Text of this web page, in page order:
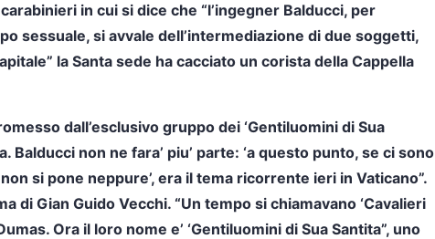
in cui si dice che “l’ingegner Balducci, per
sessuale, si avvale dell’intermediazione di due soggetti,
la Santa sede ha cacciato un corista della Cappella
dall’esclusivo gruppo dei ‘Gentiluomini di Sua
Balducci non ne fara’ piu’ parte: ‘a questo punto, se ci sono
si pone neppure’, era il tema ricorrente ieri in Vaticano”.
di Gian Guido Vecchi. “Un tempo si chiamavano ‘Cavalieri
Ora il loro nome e’ ‘Gentiluomini di Sua Santita”, uno